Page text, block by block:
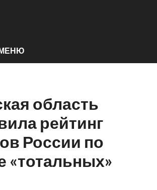
область
рейтинг
России по
«тотальных»